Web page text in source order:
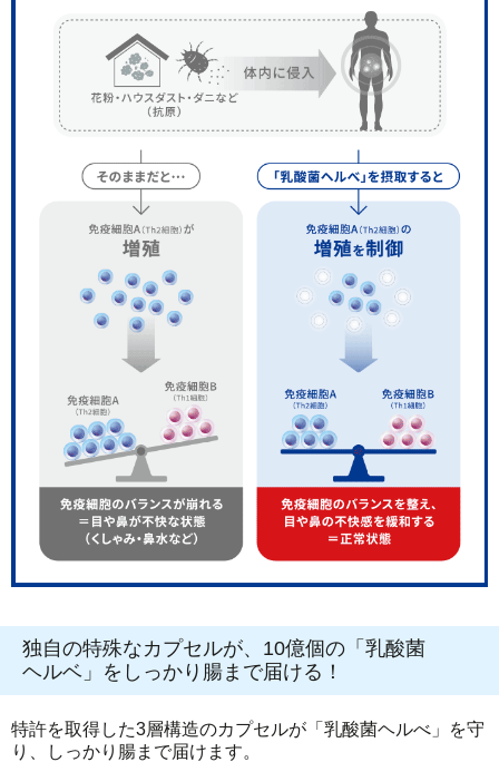
独自の特殊なカプセルが、10億個の「乳酸菌
ヘルベ」をしっかり腸まで届ける！
特許を取得した3層構造のカプセルが「乳酸菌ヘルべ」を守
り、しっかり腸まで届けます。